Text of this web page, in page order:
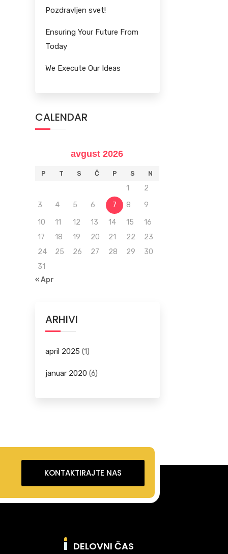
Pozdravljen svet!
Ensuring Your Future From
Today
We Execute Our Ideas
CALENDAR
avgust 2026
P T S Č P S N
1
2
3
4 5 6 7 8
9
10
11 12 13 14 15
16
17
18 19 20 21 22
23
24
25 26 27 28 29
30
31
« Apr
ARHIVI
april 2025 (1)
januar 2020 (6)
KONTAKTIRAJTE NAS
DELOVNI ČAS